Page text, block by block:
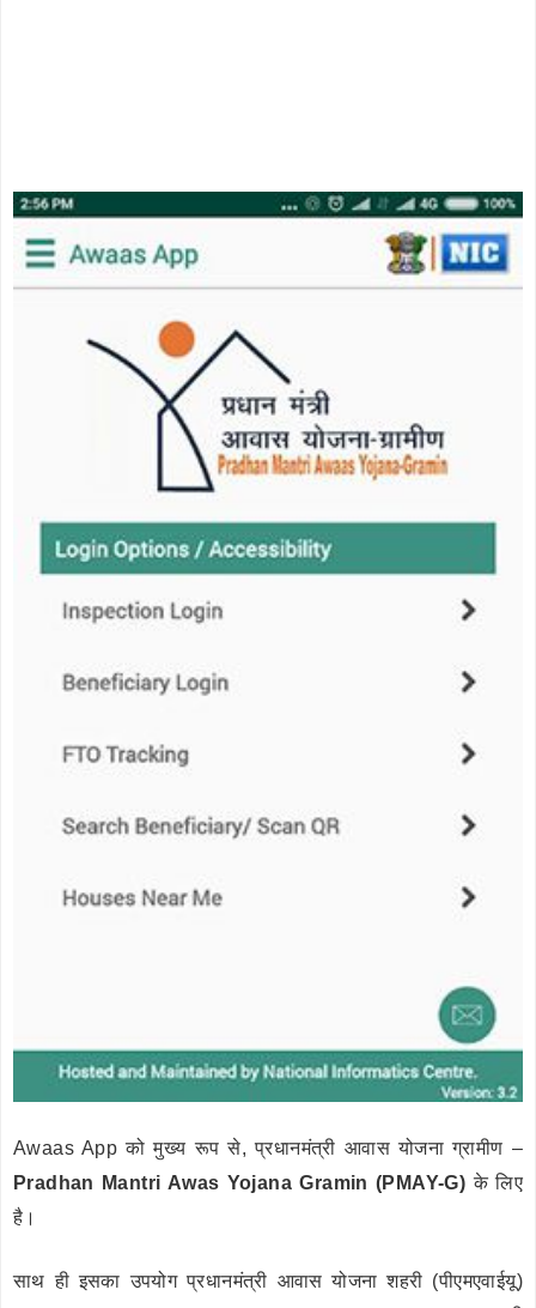
Awaas App को मुख्य रूप से, प्रधानमंत्री आवास योजना ग्रामीण –
Pradhan Mantri Awas Yojana Gramin (PMAY-G) के लिए
है।
साथ ही इसका उपयोग प्रधानमंत्री आवास योजना शहरी (पीएमएवाईयू)